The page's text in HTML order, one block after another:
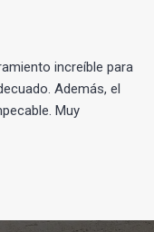
increíble para
Además, el
Muy